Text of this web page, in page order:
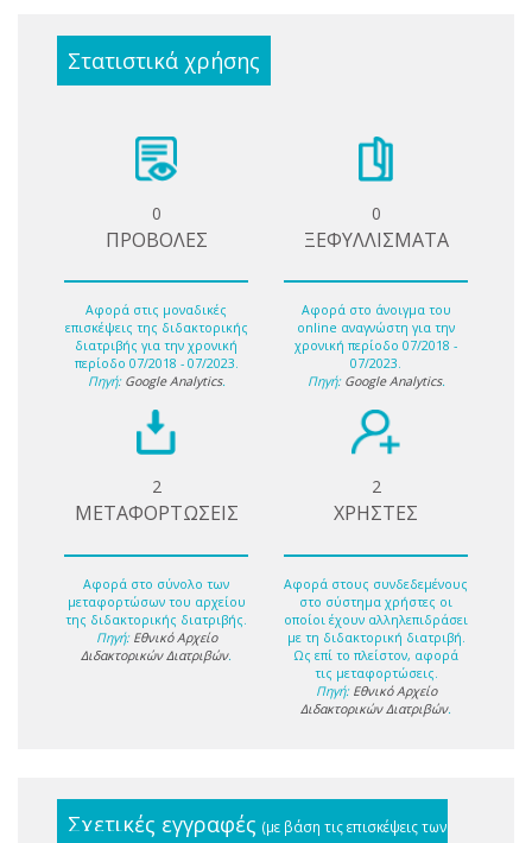
Στατιστικά χρήσης
0
ΠΡΟΒΟΛΕΣ
Αφορά στις μοναδικές
επισκέψεις της διδακτορικής
διατριβής για την χρονική
περίοδο 07/2018 - 07/2023.
Πηγή: Google Analytics.
0
ΞΕΦΥΛΛΙΣΜΑΤΑ
Αφορά στο άνοιγμα του
online αναγνώστη για την
χρονική περίοδο 07/2018 -
07/2023.
Πηγή: Google Analytics.
2
ΜΕΤΑΦΟΡΤΩΣΕΙΣ
Αφορά στο σύνολο των
μεταφορτώσων του αρχείου
της διδακτορικής διατριβής.
Πηγή: Εθνικό Αρχείο
Διδακτορικών Διατριβών.
2
ΧΡΗΣΤΕΣ
Αφορά στους συνδεδεμένους
στο σύστημα χρήστες οι
οποίοι έχουν αλληλεπιδράσει
με τη διδακτορική διατριβή.
Ως επί το πλείστον, αφορά
τις μεταφορτώσεις.
Πηγή: Εθνικό Αρχείο
Διδακτορικών Διατριβών.
Σχετικές εγγραφές (με βάση τις επισκέψεις των